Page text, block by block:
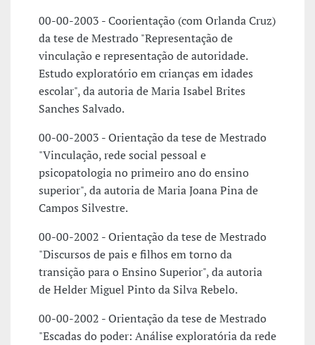
00-00-2003 - Coorientação (com Orlanda Cruz)
da tese de Mestrado "Representação de
vinculação e representação de autoridade.
Estudo exploratório em crianças em idades
escolar", da autoria de Maria Isabel Brites
Sanches Salvado.
00-00-2003 - Orientação da tese de Mestrado
"Vinculação, rede social pessoal e
psicopatologia no primeiro ano do ensino
superior", da autoria de Maria Joana Pina de
Campos Silvestre.
00-00-2002 - Orientação da tese de Mestrado
"Discursos de pais e filhos em torno da
transição para o Ensino Superior", da autoria
de Helder Miguel Pinto da Silva Rebelo.
00-00-2002 - Orientação da tese de Mestrado
"Escadas do poder: Análise exploratória da rede